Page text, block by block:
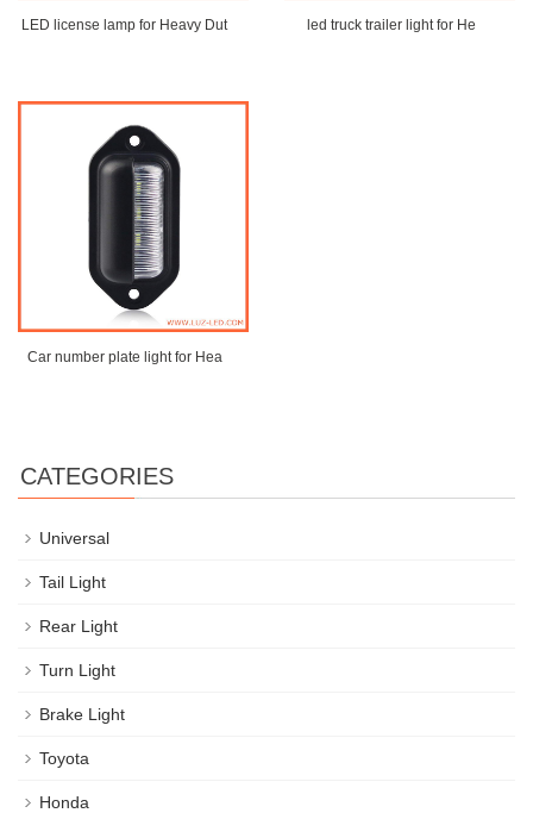
LED license lamp for Heavy Dut led truck trailer light for He
Car number plate light for Hea
CATEGORIES
Universal
Tail Light
Rear Light
Turn Light
Brake Light
Toyota
Honda